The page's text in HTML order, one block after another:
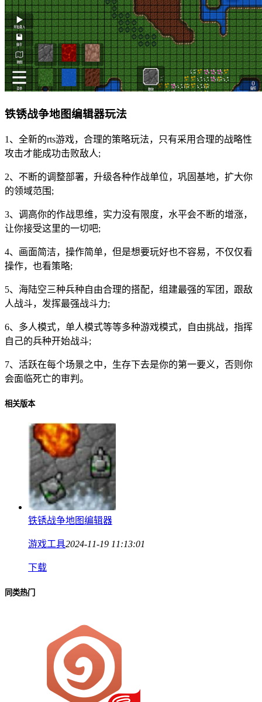
铁锈战争地图编辑器玩法
1、全新的rts游戏，合理的策略玩法，只有采用合理的战略性
攻击才能成功击败敌人;
2、不断的调整部署，升级各种作战单位，巩固基地，扩大你
的领域范围;
3、调高你的作战思维，实力没有限度，水平会不断的增涨，
让你接受这里的一切吧;
4、画面简洁，操作简单，但是想要玩好也不容易，不仅仅看
操作，也看策略;
5、海陆空三种兵种自由合理的搭配，组建最强的军团，跟敌
人战斗，发挥最强战斗力;
6、多人模式，单人模式等等多种游戏模式，自由挑战，指挥
自己的兵种开始战斗;
7、活跃在每个场景之中，生存下去是你的第一要义，否则你
会面临死亡的审判。
相关版本
铁锈战争地图编辑器
游戏工具2024-11-19 11:13:01
下载
同类热门